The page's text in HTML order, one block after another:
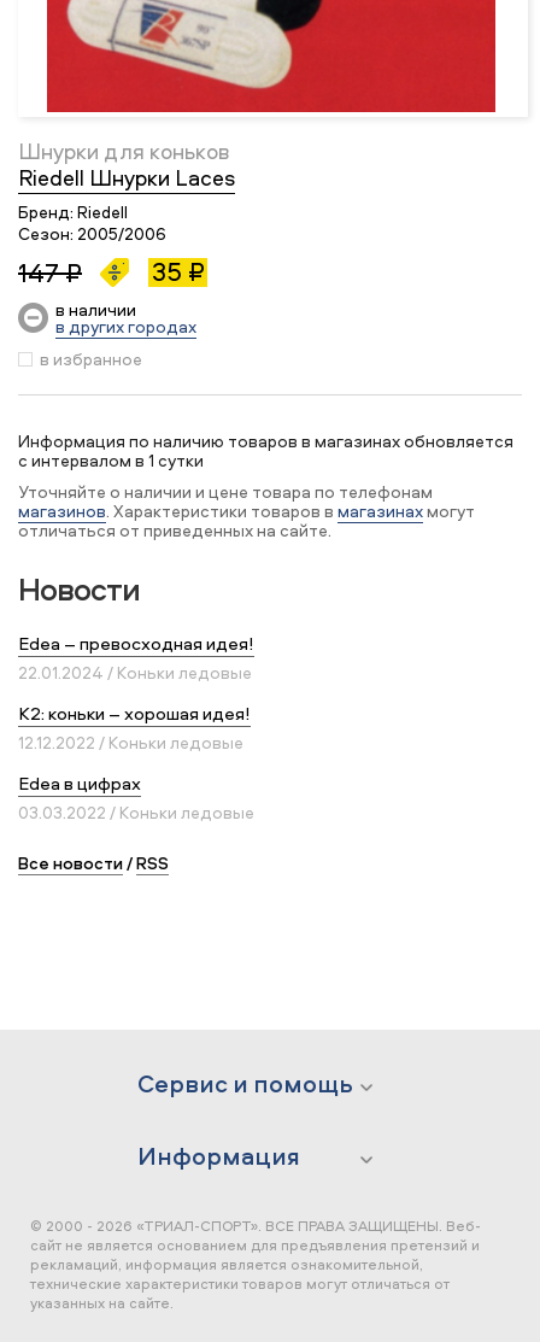
Шнурки для коньков
Riedell Шнурки Laces
Бренд: Riedell
Сезон: 2005/2006
147 ₽ 35 ₽
в наличии
в других городах
в избранное
Информация по наличию товаров в магазинах обновляется
с интервалом в 1 сутки
Уточняйте о наличии и цене товара по телефонам
магазинов. Характеристики товаров в магазинахмогут
отличаться от приведенных на сайте.
Новости
Edea – превосходная идея!
22.01.2024 / Коньки ледовые
K2: коньки – хорошая идея!
12.12.2022 / Коньки ледовые
Edea в цифрах
03.03.2022 / Коньки ледовые
Все новости/RSS
Сервис и помощь
Информация
© 2000 - 2026 «ТРИАЛ-СПОРТ». ВСЕ ПРАВА ЗАЩИЩЕНЫ. Веб-
сайт не является основанием для предъявления претензий и
рекламаций, информация является ознакомительной,
технические характеристики товаров могут отличаться от
указанных на сайте.